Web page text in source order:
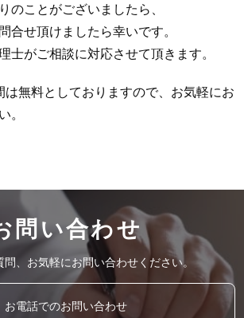
のことがございましたら、
合せ頂けましたら幸いです。
士がご相談に対応させて頂きます。
は無料としておりますので、お気軽にお
。
問い合わせ
問、お気軽にお問い合わせください。
お電話でのお問い合わせ